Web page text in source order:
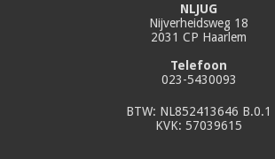
NLJUG
Nijverheidsweg 18
2031 CP Haarlem
Telefoon
023-5430093
BTW: NL852413646 B.0.1
KVK: 57039615